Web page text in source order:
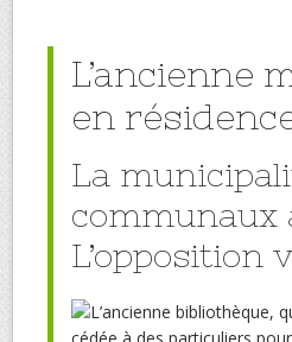
L’ancienne
en
La
communaux
L’opposition